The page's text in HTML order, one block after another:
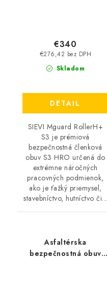
Skladom
€276,42 bez DPH
€340
DETAIL
SIEVI Mguard RollerH+
S3 je prémiová
bezpečnostná členková
obuv S3 HRO určená do
extrémne náročných
pracovných podmienok,
ako je ťažký priemysel,
stavebníctvo, hutníctvo či...
Asfaltérska
bezpečnostná obuv